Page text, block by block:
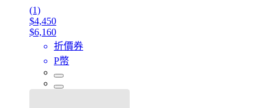
(1)
$4,450
$6,160
折價券
P幣